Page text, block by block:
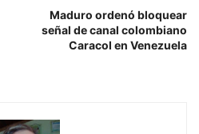
Maduro ordenó bloquear
señal de canal colombiano
Caracol en Venezuela